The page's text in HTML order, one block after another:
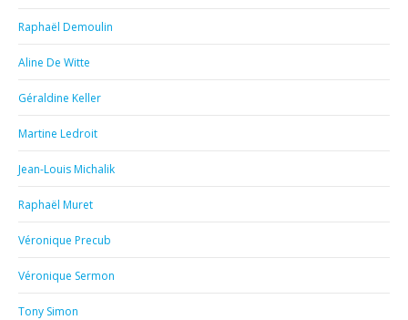
Raphaël Demoulin
Aline De Witte
Géraldine Keller
Martine Ledroit
Jean-Louis Michalik
Raphaël Muret
Véronique Precub
Véronique Sermon
Tony Simon